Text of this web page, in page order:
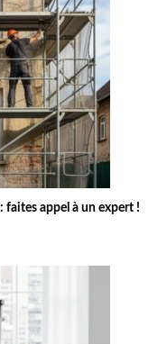
faites appel à un expert !